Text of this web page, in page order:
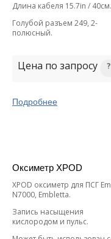
Длина кабеля 15.7in / 40см.
Голубой разъем 249, 2-
полюсный.
Цена по запросу
Подробнее
Оксиметр XPOD
ХPOD оксиметр для ПСГ
N7000, Embletta.
Запись насыщения
кислородом и пульс.